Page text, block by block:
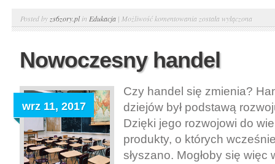
Posted by zs6zory.plin Edukacja | Możliwość komentowania Informatyk
lingwista
została wyłączona
Nowoczesny handel
wrz 11, 2017
Czy handel się zmienia?
dziejów był podstawą
Dzięki jego rozwojowi do
produkty, o których
słyszano. Mogłoby się więc